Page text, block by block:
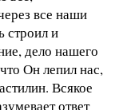
все наши
строил и
дело нашего
Он лепил нас,
Всякое
ответ